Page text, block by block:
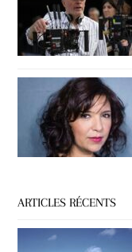
ARTICLES RÉCENTS